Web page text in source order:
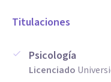
Titulaciones
Psicología
Licenciado